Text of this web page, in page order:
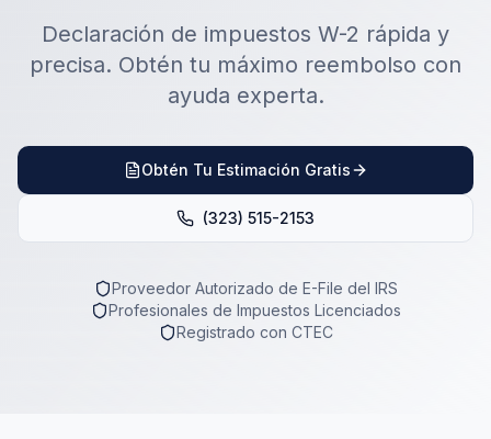
Declaración de impuestos W-2 rápida y
precisa. Obtén tu máximo reembolso con
ayuda experta.
Obtén Tu Estimación Gratis
(323) 515-2153
Proveedor Autorizado de E-File del IRS
Profesionales de Impuestos Licenciados
Registrado con CTEC